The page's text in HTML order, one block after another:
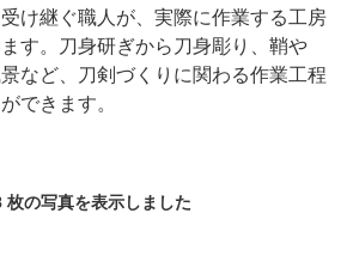
け継ぐ職人が、実際に作業する工房
す。刀身研ぎから刀身彫り、鞘や
など、刀剣づくりに関わる作業工程
できます。
枚の写真を表示しました